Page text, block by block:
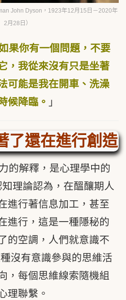
John Dyson，1923年12月15日－2020年
2月28日）
果你有一個問題，不要
，我從來沒有只是坐著
可能是我在開車、洗澡
候降臨。 」
了還在進行創造
的解釋，是心理學中的
知理論認為，在醞釀期人
進行著信息加工，甚至
進行，這是一種隱秘的
的空調，人們就意識不
沒有意識參與的思維活
，每個思維線索隨機組
理聯繫。